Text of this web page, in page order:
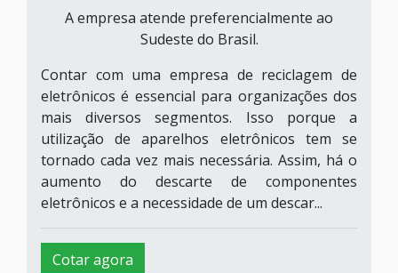
A empresa atende preferencialmente ao
Sudeste do Brasil.
Contar com uma empresa de reciclagem de
eletrônicos é essencial para organizações dos
mais diversos segmentos. Isso porque a
utilização de aparelhos eletrônicos tem se
tornado cada vez mais necessária. Assim, há o
aumento do descarte de componentes
eletrônicos e a necessidade de um descar...
Cotar agora